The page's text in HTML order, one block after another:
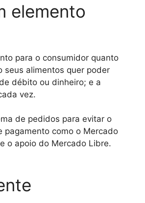
elemento
para o consumidor quanto
seus alimentos quer poder
débito ou dinheiro; e a
vez.
de pedidos para evitar o
pagamento como o Mercado
o apoio do Mercado Libre.